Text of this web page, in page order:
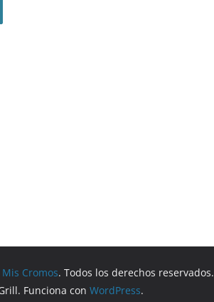
Cromos. Todos los derechos reservados.
Funciona con WordPress.